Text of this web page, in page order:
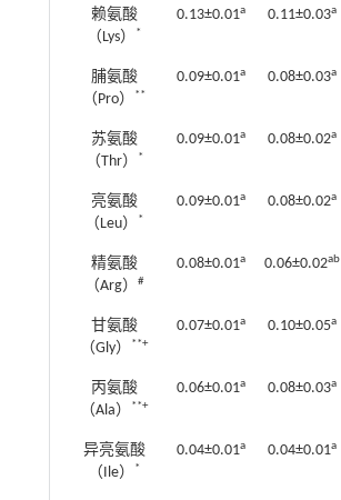
赖氨酸
（Lys）
*
0.13±0.01a 0.11±0.03a
脯氨酸
（Pro）
**
0.09±0.01a 0.08±0.03a
苏氨酸
（Thr）
*
0.09±0.01a 0.08±0.02a
亮氨酸
（Leu）
*
0.09±0.01a 0.08±0.02a
精氨酸
（Arg）#
0.08±0.01a 0.06±0.02ab
甘氨酸
（Gly）
**+
0.07±0.01a 0.10±0.05a
丙氨酸
（Ala）
**+
0.06±0.01a 0.08±0.03a
异亮氨酸
（Ile）
*
0.04±0.01a 0.04±0.01a